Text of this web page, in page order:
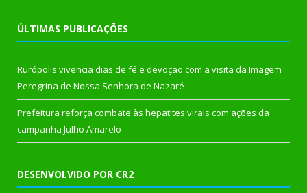
ÚLTIMAS PUBLICAÇÕES
Rurópolis vivencia dias de fé e devoção com a visita da Imagem
Peregrina de Nossa Senhora de Nazaré
Prefeitura reforça combate às hepatites virais com ações da
campanha Julho Amarelo
DESENVOLVIDO POR CR2